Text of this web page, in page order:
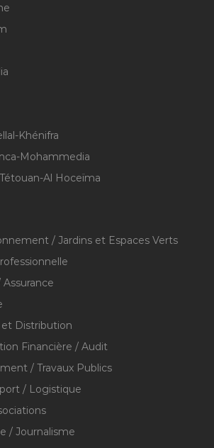
Khénifra
Mohammedia
Al Hoceïma
/ Jardins et Espaces Verts
Distribution
Financière / Audit
/ Travaux Publics
/ Logistique
/ Journalisme